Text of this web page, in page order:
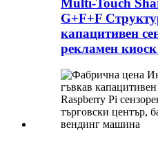
Multi-Touch
G+F+F
капацитивен
рекламен